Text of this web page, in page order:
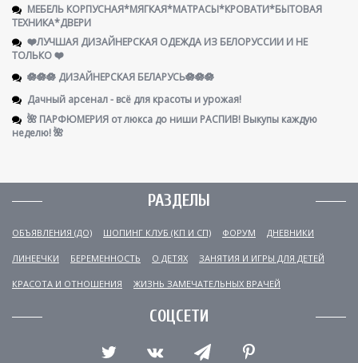
МЕБЕЛЬ КОРПУСНАЯ*МЯГКАЯ*МАТРАСЫ*КРОВАТИ*БЫТОВАЯ
ТЕХНИКА*ДВЕРИ
❤️ЛУЧШАЯ ДИЗАЙНЕРСКАЯ ОДЕЖДА ИЗ БЕЛОРУССИИ И НЕ
ТОЛЬКО ❤️
🪷🪷🪷 ДИЗАЙНЕРСКАЯ БЕЛАРУСЬ🪷🪷🪷
Дачный арсенал - всё для красоты и урожая!
🌺 ПАРФЮМЕРИЯ от люкса до ниши РАСПИВ! Выкупы каждую
неделю! 🌺
РАЗДЕЛЫ
ОБЪЯВЛЕНИЯ (ДО) ШОПИНГ КЛУБ (КП И СП) ФОРУМ ДНЕВНИКИ
ЛИНЕЕЧКИ БЕРЕМЕННОСТЬ О ДЕТЯХ ЗАНЯТИЯ И ИГРЫ ДЛЯ ДЕТЕЙ
КРАСОТА И ОТНОШЕНИЯ ЖИЗНЬ ЗАМЕЧАТЕЛЬНЫХ ВРАЧЕЙ
СОЦСЕТИ